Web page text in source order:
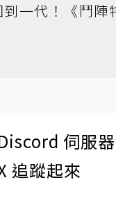
一代！《鬥
伺服器
追蹤起來